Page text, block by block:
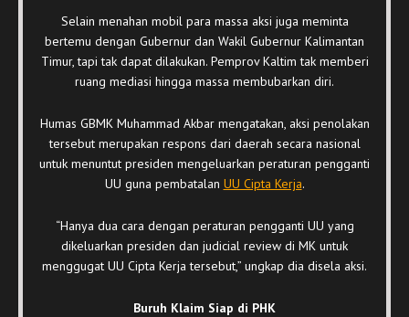
Selain menahan mobil para massa aksi juga meminta
bertemu dengan Gubernur dan Wakil Gubernur Kalimantan
Timur, tapi tak dapat dilakukan. Pemprov Kaltim tak memberi
ruang mediasi hingga massa membubarkan diri.
Humas GBMK Muhammad Akbar mengatakan, aksi penolakan
tersebut merupakan respons dari daerah secara nasional
untuk menuntut presiden mengeluarkan peraturan pengganti
UU guna pembatalan UU Cipta Kerja.
“Hanya dua cara dengan peraturan pengganti UU yang
dikeluarkan presiden dan judicial review di MK untuk
menggugat UU Cipta Kerja tersebut,” ungkap dia disela aksi.
Buruh Klaim Siap di PHK